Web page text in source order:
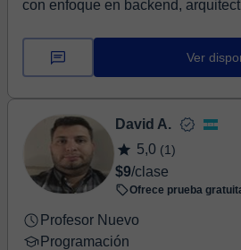
con enfoque en backend,
Ver
David A.
5,0 (1)
$9/clase
Ofrece prueba
Profesor Nuevo
Programación